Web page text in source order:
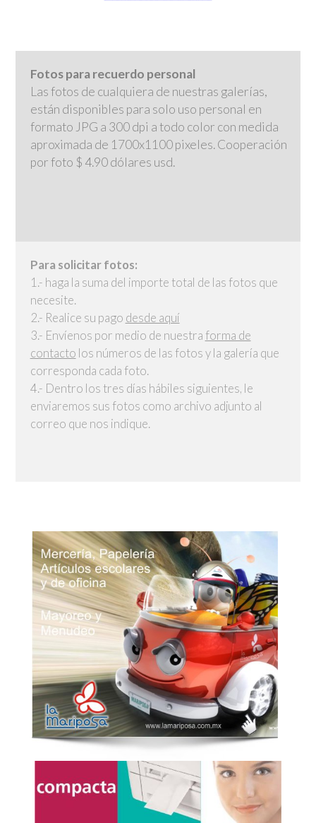
Fotos para recuerdo personal
Las fotos de cualquiera de nuestras galerías,
están disponibles para solo uso personal en
formato JPG a 300 dpi a todo color con medida
aproximada de 1700x1100 pixeles. Cooperación
por foto $ 4.90 dólares usd.
Para solicitar fotos:
1.- haga la suma del importe total de las fotos que
necesite.
2.- Realice su pago desde aquí
3.- Envíenos por medio de nuestra forma de
contacto los números de las fotos y la galería que
corresponda cada foto.
4.- Dentro los tres días hábiles siguientes, le
enviaremos sus fotos como archivo adjunto al
correo que nos indique.